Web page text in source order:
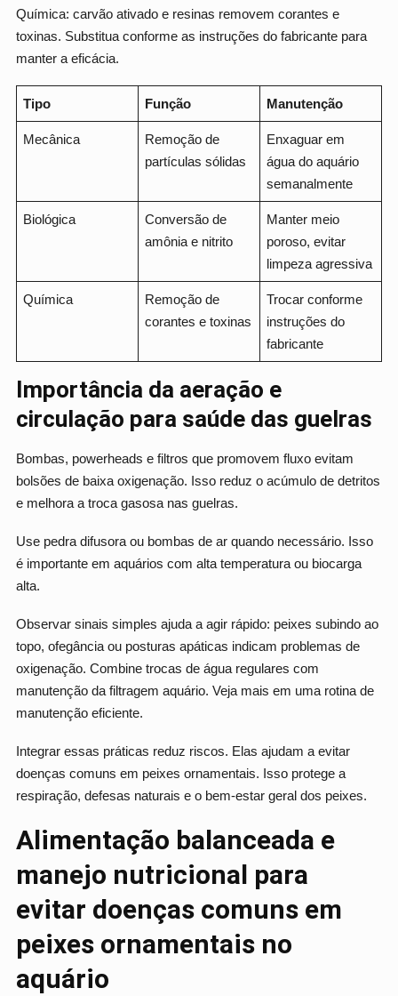
Química: carvão ativado e resinas removem corantes e
toxinas. Substitua conforme as instruções do fabricante para
manter a eficácia.
Tipo Função Manutenção
Mecânica
Remoção de
partículas sólidas
Enxaguar em
água do aquário
semanalmente
Biológica
Conversão de
amônia e nitrito
Manter meio
poroso, evitar
limpeza agressiva
Química
Remoção de
corantes e toxinas
Trocar conforme
instruções do
fabricante
Importância da aeração e
circulação para saúde das guelras
Bombas, powerheads e filtros que promovem fluxo evitam
bolsões de baixa oxigenação. Isso reduz o acúmulo de detritos
e melhora a troca gasosa nas guelras.
Use pedra difusora ou bombas de ar quando necessário. Isso
é importante em aquários com alta temperatura ou biocarga
alta.
Observar sinais simples ajuda a agir rápido: peixes subindo ao
topo, ofegância ou posturas apáticas indicam problemas de
oxigenação. Combine trocas de água regulares com
manutenção da filtragem aquário. Veja mais em uma rotina de
manutenção eficiente.
Integrar essas práticas reduz riscos. Elas ajudam a evitar
doenças comuns em peixes ornamentais. Isso protege a
respiração, defesas naturais e o bem-estar geral dos peixes.
Alimentação balanceada e
manejo nutricional para
evitar doenças comuns em
peixes ornamentais no
aquário